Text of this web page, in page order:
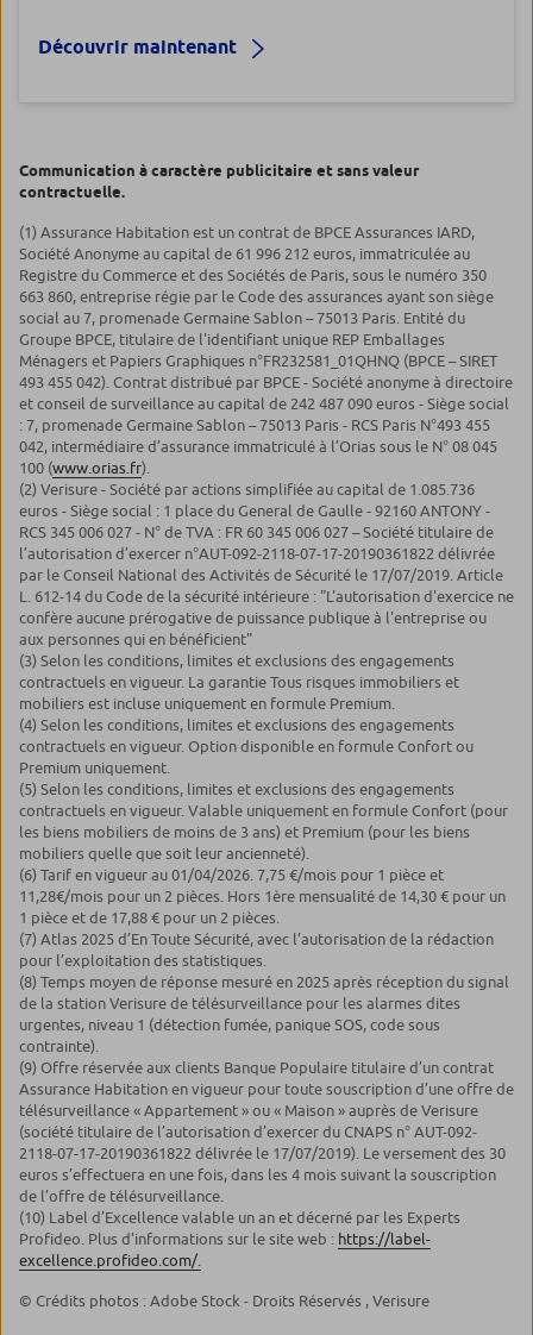
Découvrir maintenant
Communication à caractère publicitaire et sans valeur
contractuelle.
(1) Assurance Habitation est un contrat de BPCE Assurances IARD,
Société Anonyme au capital de 61 996 212 euros, immatriculée au
Registre du Commerce et des Sociétés de Paris, sous le numéro 350
663 860, entreprise régie par le Code des assurances ayant son siège
social au 7, promenade Germaine Sablon – 75013 Paris. Entité du
Groupe BPCE, titulaire de l'identifiant unique REP Emballages
Ménagers et Papiers Graphiques n°FR232581_01QHNQ (BPCE – SIRET
493 455 042). Contrat distribué par BPCE - Société anonyme à directoire
et conseil de surveillance au capital de 242 487 090 euros - Siège social
: 7, promenade Germaine Sablon – 75013 Paris - RCS Paris N°493 455
042, intermédiaire d’assurance immatriculé à l’Orias sous le N° 08 045
100 (www.orias.fr).
(2) Verisure - Société par actions simplifiée au capital de 1.085.736
euros - Siège social : 1 place du General de Gaulle - 92160 ANTONY -
RCS 345 006 027 - N° de TVA : FR 60 345 006 027 – Société titulaire de
l’autorisation d’exercer n°AUT-092-2118-07-17-20190361822 délivrée
par le Conseil National des Activités de Sécurité le 17/07/2019. Article
L. 612-14 du Code de la sécurité intérieure : "L'autorisation d'exercice ne
confère aucune prérogative de puissance publique à l'entreprise ou
aux personnes qui en bénéficient"
(3) Selon les conditions, limites et exclusions des engagements
contractuels en vigueur. La garantie Tous risques immobiliers et
mobiliers est incluse uniquement en formule Premium.
(4) Selon les conditions, limites et exclusions des engagements
contractuels en vigueur. Option disponible en formule Confort ou
Premium uniquement.
(5) Selon les conditions, limites et exclusions des engagements
contractuels en vigueur. Valable uniquement en formule Confort (pour
les biens mobiliers de moins de 3 ans) et Premium (pour les biens
mobiliers quelle que soit leur ancienneté).
(6) Tarif en vigueur au 01/04/2026. 7,75 €/mois pour 1 pièce et
11,28€/mois pour un 2 pièces. Hors 1ère mensualité de 14,30 € pour un
1 pièce et de 17,88 € pour un 2 pièces.
(7) Atlas 2025 d’En Toute Sécurité, avec l’autorisation de la rédaction
pour l’exploitation des statistiques.
(8) Temps moyen de réponse mesuré en 2025 après réception du signal
de la station Verisure de télésurveillance pour les alarmes dites
urgentes, niveau 1 (détection fumée, panique SOS, code sous
contrainte).
(9) Offre réservée aux clients Banque Populaire titulaire d’un contrat
Assurance Habitation en vigueur pour toute souscription d’une offre de
télésurveillance « Appartement » ou « Maison » auprès de Verisure
(société titulaire de l’autorisation d’exercer du CNAPS n° AUT-092-
2118-07-17-20190361822 délivrée le 17/07/2019). Le versement des 30
euros s’effectuera en une fois, dans les 4 mois suivant la souscription
de l’offre de télésurveillance.
(10) Label d’Excellence valable un an et décerné par les Experts
Profideo. Plus d’informations sur le site web : https://label-
excellence.profideo.com/.
© Crédits photos : Adobe Stock - Droits Réservés , Verisure